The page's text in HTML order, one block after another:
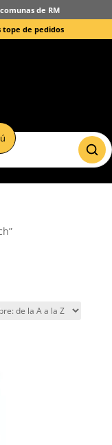
de RM
tope de pedidos